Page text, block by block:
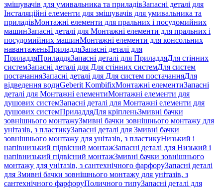
змішувачів для умивальника та приладівЗапасні деталі для
Інсталяційні елементи для змішувачів для умивальника та
приладівМонтажні елементи для пральних і посудомийних
машинЗапасні деталі для Монтажні елементи для пральних і
посудомийних машинМонтажні елементи для консольних
навантаженьПриладдяЗапасні деталі для
ПриладдяПриладдяЗапасні деталі для ПриладдяДля стінних
системЗапасні деталі для Для стінних системДля систем
постачанняЗапасні деталі для Для систем постачанняДля
відведення водиGeberit KombifixМонтажні елементиЗапасні
деталі для Монтажні елементиМонтажні елементи для
душових системЗапасні деталі для Монтажні елементи для
душових системПриладдяДля кріпленьЗмивні бачки
зовнішнього монтажуЗмивні бачки зовнішнього монтажу для
унітазів, з пластикуЗапасні деталі для Змивні бачки
зовнішнього монтажу для унітазів, з пластикуНизький і
напівнизький підвісний монтажЗапасні деталі для Низький і
напівнизький підвісний монтажЗмивні бачки зовнішнього
монтажу для унітазів, з сантехнічного фарфоруЗапасні деталі
для Змивні бачки зовнішнього монтажу для унітазів, з
сантехнічного фарфоруПоличного типуЗапасні деталі для